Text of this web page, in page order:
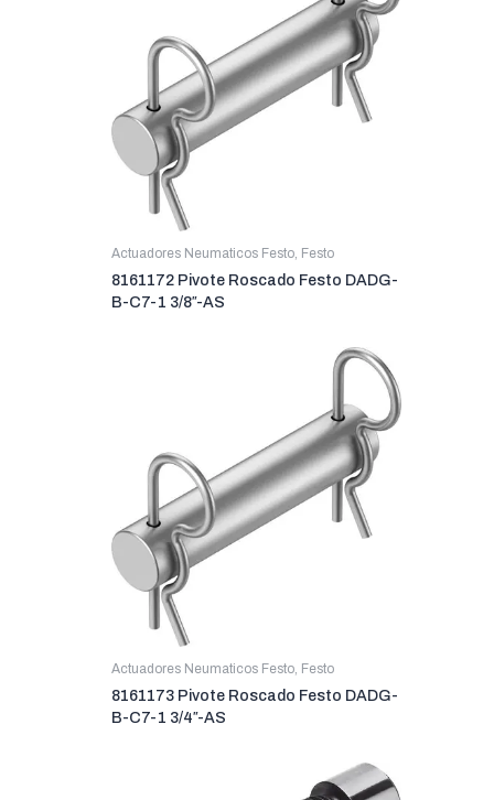
Actuadores Neumaticos Festo, Festo
8161172 Pivote Roscado Festo DADG-
B-C7-1 3/8″-AS
Actuadores Neumaticos Festo, Festo
8161173 Pivote Roscado Festo DADG-
B-C7-1 3/4″-AS